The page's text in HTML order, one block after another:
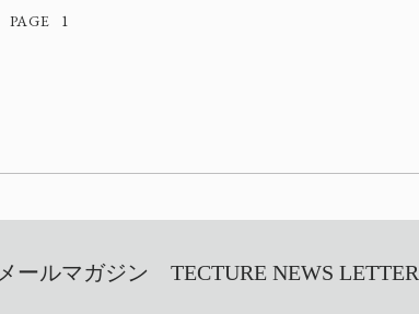
1
ールマガジン TECTURE NEWS LETTER